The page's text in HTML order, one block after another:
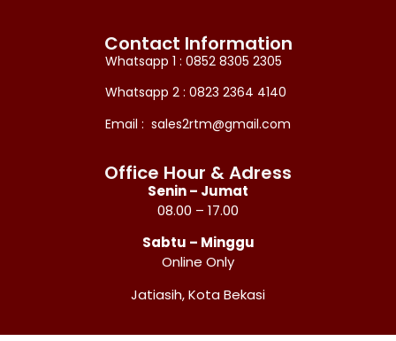
Contact Information
Whatsapp 1 : 0852 8305 2305
Whatsapp 2 : 0823 2364 4140
Email : sales2rtm@gmail.com
Office Hour & Adress
Senin – Jumat
08.00 – 17.00
Sabtu – Minggu
Online Only
Jatiasih, Kota Bekasi